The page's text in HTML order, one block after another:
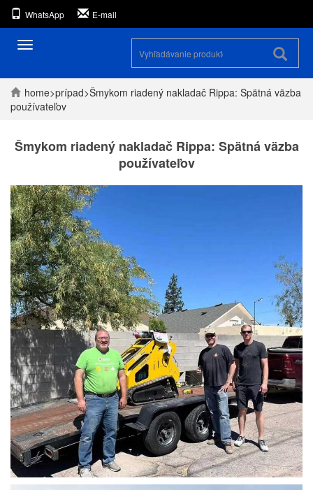
WhatsApp E-mail
Prepínanie
home>prípad>Šmykom riadený nakladač Rippa: Spätná väzba
používateľov
Šmykom riadený nakladač Rippa: Spätná väzba
používateľov